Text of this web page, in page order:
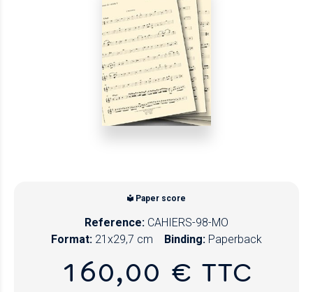
Paper score
Reference: CAHIERS-98-MO
Format: 21x29,7 cm Binding: Paperback
160,00 € TTC